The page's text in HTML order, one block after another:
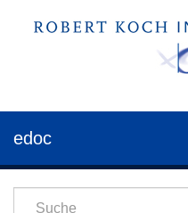
edoc